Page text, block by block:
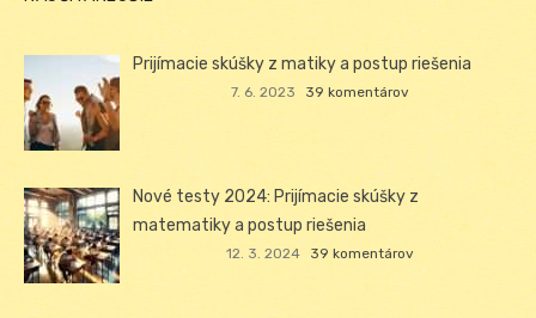
Prijímacie skúšky z matiky a postup riešenia
7. 6. 2023 39 komentárov
Nové testy 2024: Prijímacie skúšky z
matematiky a postup riešenia
12. 3. 2024 39 komentárov